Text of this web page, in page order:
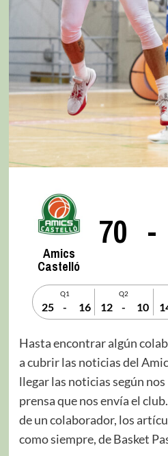
Amics
Castelló
70 -
Q1
25 - 16
Q2
12 - 10
Hasta encontrar algún
a cubrir las noticias del
llegar las noticias según nos
prensa que nos envía el
de un colaborador, los
como siempre, de Basket